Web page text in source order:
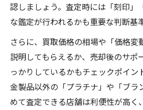
認しましょう。査定時には「刻印」
な鑑定が行われるかも重要な判断基
さらに、買取価格の相場や「価格変
説明してもらえるか、売却後のサポ
っかりしているかもチェックポイン
金製品以外の「プラチナ」や「ブラ
めて査定できる店舗は利便性が高く